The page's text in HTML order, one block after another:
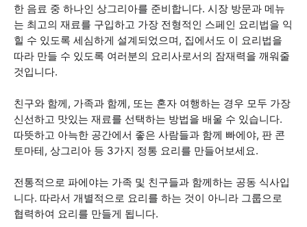
한 음료 중 하나인 상그리아를 준비합니다. 시장 방문과 메뉴
는 최고의 재료를 구입하고 가장 전형적인 스페인 요리법을 익
힐 수 있도록 세심하게 설계되었으며, 집에서도 이 요리법을
따라 만들 수 있도록 여러분의 요리사로서의 잠재력을 깨워줄
것입니다.
친구와 함께, 가족과 함께, 또는 혼자 여행하는 경우 모두 가장
신선하고 맛있는 재료를 선택하는 방법을 배울 수 있습니다.
따뜻하고 아늑한 공간에서 좋은 사람들과 함께 빠에야, 판 콘
토마테, 상그리아 등 3가지 정통 요리를 만들어보세요.
전통적으로 파에야는 가족 및 친구들과 함께하는 공동 식사입
니다. 따라서 개별적으로 요리를 하는 것이 아니라 그룹으로
협력하여 요리를 만들게 됩니다.